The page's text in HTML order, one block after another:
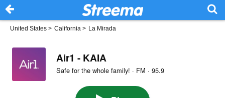
United States > California > La Mirada
Air1 - KAIA
Safe for the whole family! · FM · 95.9